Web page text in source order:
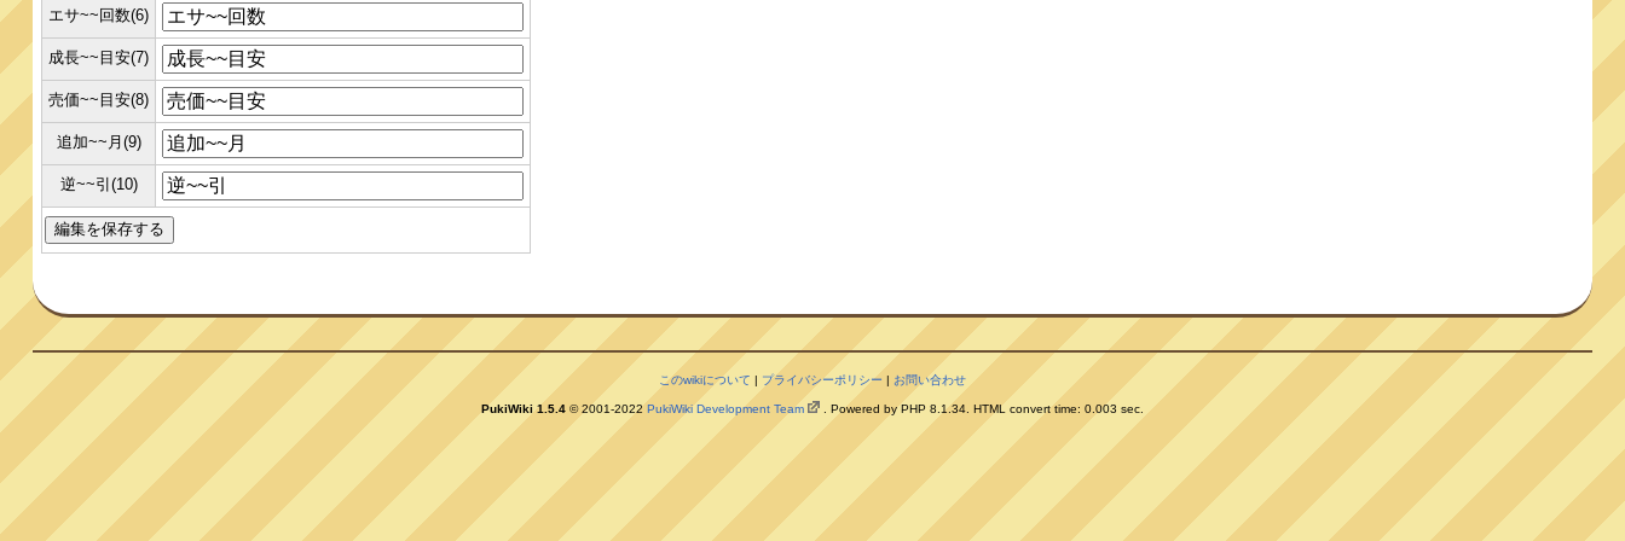
エサ~~回数(6)
成長~~目安(7)
売価~~目安(8)
追加~~月(9)
逆~~引(10)
このwikiについて | プライバシーポリシー | お問い合わせ
PukiWiki 1.5.4 © 2001-2022 PukiWiki Development Team . Powered by PHP 8.1.34. HTML convert time: 0.003 sec.